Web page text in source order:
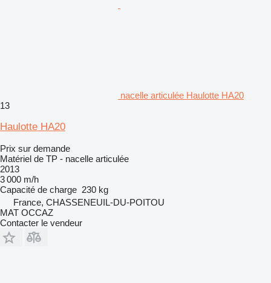
nacelle articulée Haulotte HA20
13
Haulotte HA20
Prix sur demande
Matériel de TP - nacelle articulée
2013
3 000 m/h
Capacité de charge 230 kg
France, CHASSENEUIL-DU-POITOU
MAT OCCAZ
Contacter le vendeur